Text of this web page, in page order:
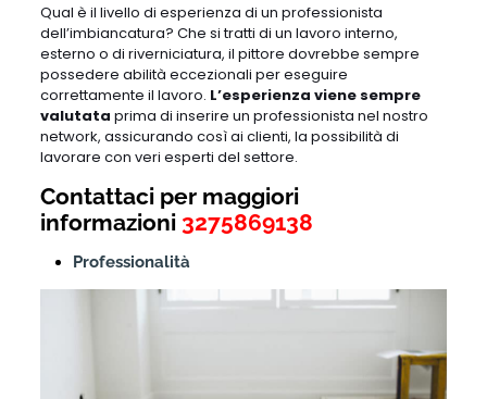
Qual è il livello di esperienza di un professionista
dell’imbiancatura? Che si tratti di un lavoro interno,
esterno o di riverniciatura, il pittore dovrebbe sempre
possedere abilità eccezionali per eseguire
correttamente il lavoro. L’esperienza viene sempre
valutata prima di inserire un professionista nel nostro
network, assicurando così ai clienti, la possibilità di
lavorare con veri esperti del settore.
Contattaci per maggiori
informazioni 3275869138
Professionalità